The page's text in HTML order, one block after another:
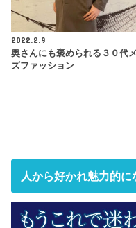
2022.2.9
奥さんにも褒められる３０代
ズファッション
人から好かれ魅力的